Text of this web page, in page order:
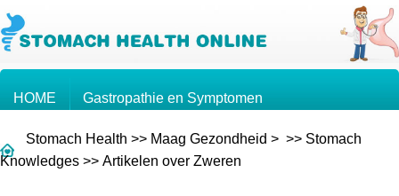
HOME Gastropathie en Symptomen
Kennis over de Maag Maagkanker
Stomach Health >> Maag Gezondheid > >> Stomach
Knowledges >> Artikelen over Zweren